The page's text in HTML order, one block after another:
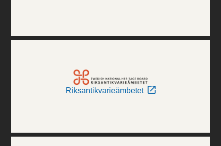
Riksantikvarieämbetet